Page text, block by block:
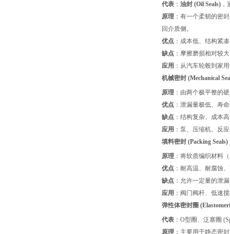
代表 ： 油封 (Oil Seals)
原理 ：有一个柔韧的密
回介质侧。
优点 ：成本低、结构紧
缺点 ：摩擦磨损相对较
应用 ：从汽车轮毂到家
机械密封 (Mechanical
原理 ：由两个极平整的
优点 ：泄漏量极低、寿
缺点 ：结构复杂、成本
应用 ：泵、压缩机、反
填料密封 (Packing Seals)
原理 ：将软质编织材料
优点 ：耐高温、耐腐蚀
缺点 ：允许一定量的泄
应用 ：阀门阀杆、低速
弹性体密封圈
代表 ：O型圈、泛塞圈
原理 ：主要用于静态密